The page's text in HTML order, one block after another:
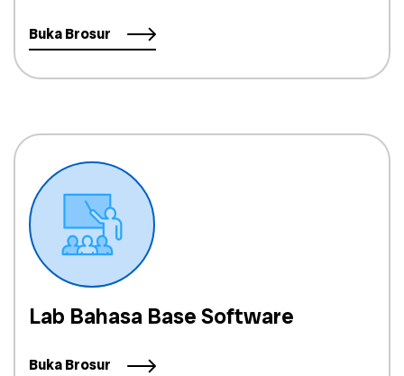
Buka Brosur
Lab Bahasa Base Software
Buka Brosur